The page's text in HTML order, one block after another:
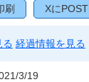
刷 XにPOST
る 経過情報を見る
3/19